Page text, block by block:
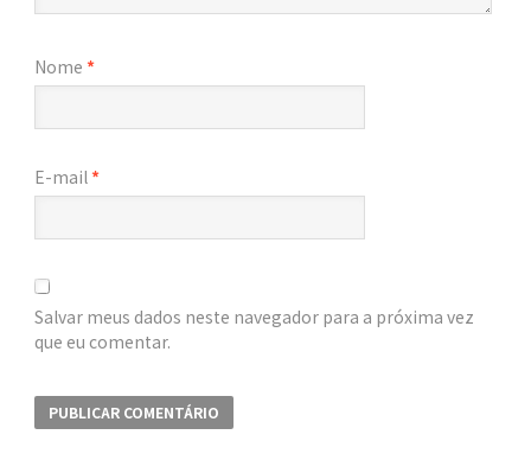
Nome *
E-mail *
Salvar meus dados neste navegador para a próxima vez
que eu comentar.